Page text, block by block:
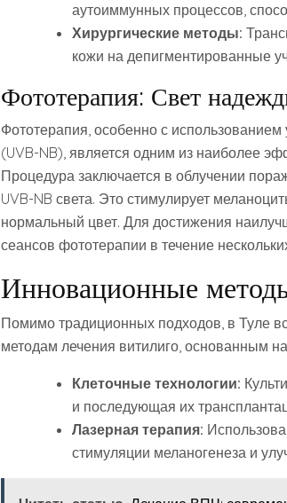
аутоиммунных процессов,
Хирургические методы:
кожи на депигментированные
Фототерапия: Свет
Фототерапия, особенно с использованием
(UVB-NB), является одним из наиболее
Процедура заключается в облучении
UVB-NB света. Это стимулирует
нормальный цвет. Для достижения
сеансов фототерапии в течение
Инновационные
Помимо традиционных подходов, в Туле
методам лечения витилиго, основанным
Клеточные технологии:
и последующая их
Лазерная терапия:
стимуляции меланогенеза и